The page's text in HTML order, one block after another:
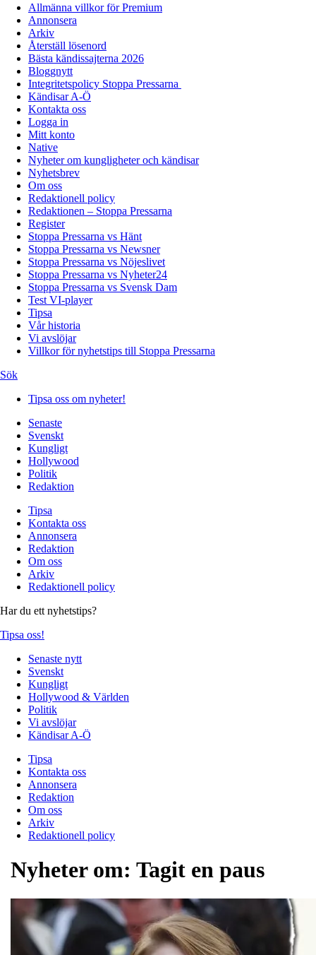
Allmänna villkor för Premium
Annonsera
Arkiv
Återställ lösenord
Bästa kändissajterna 2026
Bloggnytt
Integritetspolicy Stoppa Pressarna
Kändisar A-Ö
Kontakta oss
Logga in
Mitt konto
Native
Nyheter om kungligheter och kändisar
Nyhetsbrev
Om oss
Redaktionell policy
Redaktionen – Stoppa Pressarna
Register
Stoppa Pressarna vs Hänt
Stoppa Pressarna vs Newsner
Stoppa Pressarna vs Nöjeslivet
Stoppa Pressarna vs Nyheter24
Stoppa Pressarna vs Svensk Dam
Test VI-player
Tipsa
Vår historia
Vi avslöjar
Villkor för nyhetstips till Stoppa Pressarna
Sök
Tipsa oss om nyheter!
Senaste
Svenskt
Kungligt
Hollywood
Politik
Redaktion
Tipsa
Kontakta oss
Annonsera
Redaktion
Om oss
Arkiv
Redaktionell policy
Har du ett nyhetstips?
Tipsa oss!
Senaste nytt
Svenskt
Kungligt
Hollywood & Världen
Politik
Vi avslöjar
Kändisar A-Ö
Tipsa
Kontakta oss
Annonsera
Redaktion
Om oss
Arkiv
Redaktionell policy
Nyheter om: Tagit en paus